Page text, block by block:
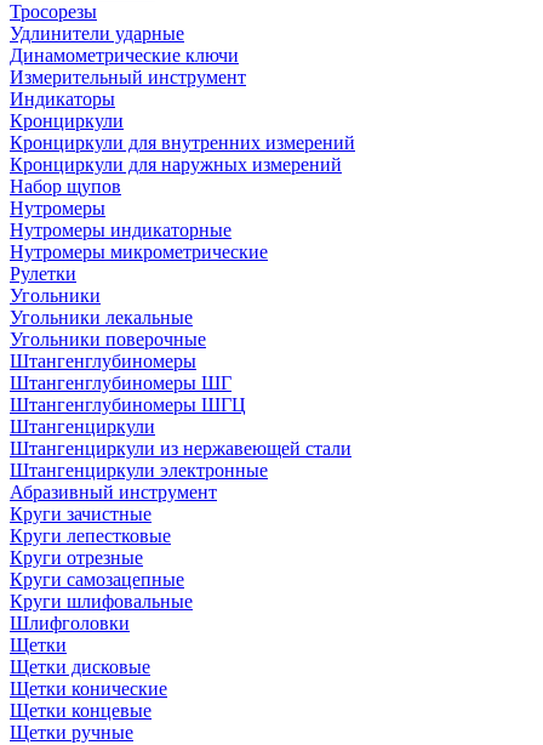
Тросорезы
Удлинители ударные
Динамометрические ключи
Измерительный инструмент
Индикаторы
Кронциркули
Кронциркули для внутренних измерений
Кронциркули для наружных измерений
Набор щупов
Нутромеры
Нутромеры индикаторные
Нутромеры микрометрические
Рулетки
Угольники
Угольники лекальные
Угольники поверочные
Штангенглубиномеры
Штангенглубиномеры ШГ
Штангенглубиномеры ШГЦ
Штангенциркули
Штангенциркули из нержавеющей стали
Штангенциркули электронные
Абразивный инструмент
Круги зачистные
Круги лепестковые
Круги отрезные
Круги самозацепные
Круги шлифовальные
Шлифголовки
Щетки
Щетки дисковые
Щетки конические
Щетки концевые
Щетки ручные